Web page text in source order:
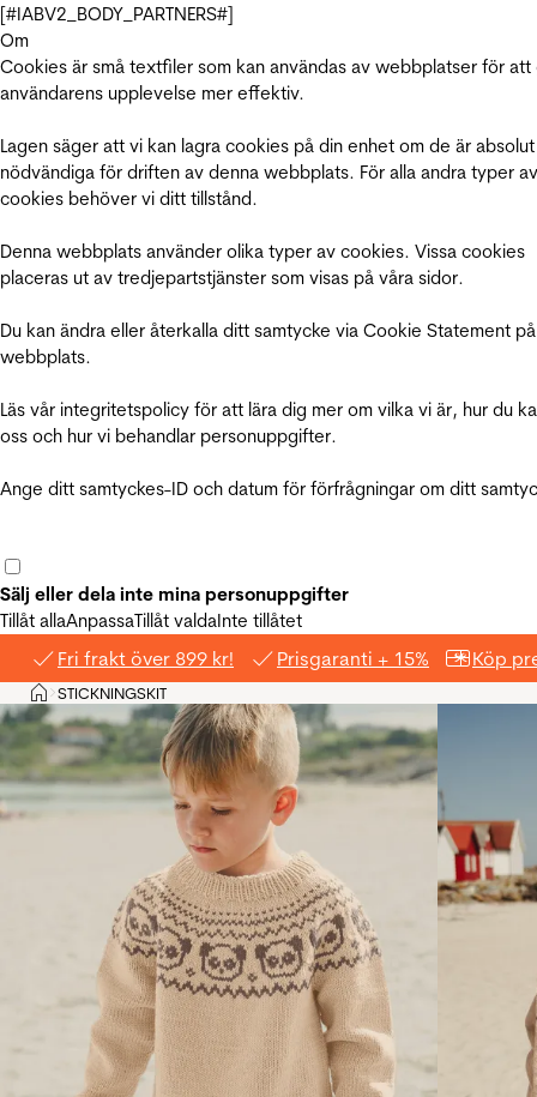
[#IABV2_BODY_PARTNERS#]
Om
Cookies är små textfiler som kan användas av webbplatser för att
användarens upplevelse mer effektiv.
Lagen säger att vi kan lagra cookies på din enhet om de är absolut
nödvändiga för driften av denna webbplats. För alla andra typer av
cookies behöver vi ditt tillstånd.
Denna webbplats använder olika typer av cookies. Vissa cookies
placeras ut av tredjepartstjänster som visas på våra sidor.
Du kan ändra eller återkalla ditt samtycke via Cookie Statement
webbplats.
Läs vår integritetspolicy för att lära dig mer om vilka vi är, hur du
oss och hur vi behandlar personuppgifter.
Ange ditt samtyckes-ID och datum för förfrågningar om ditt
Sälj eller dela inte mina personuppgifter
Tillåt allaAnpassaTillåt valdaInte tillåtet
Fri frakt över 899 kr! Prisgaranti + 15% Köp
Hem
>STICKNINGSKIT